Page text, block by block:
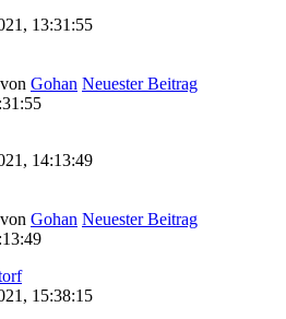
13:31:55
von Gohan Neuester Beitrag
14:13:49
von Gohan Neuester Beitrag
15:38:15